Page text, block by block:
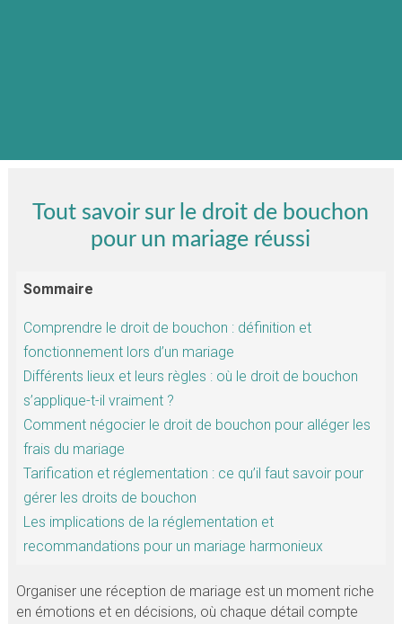
Tout savoir sur le droit de bouchon
pour un mariage réussi
Sommaire
Comprendre le droit de bouchon : définition et
fonctionnement lors d’un mariage
Différents lieux et leurs règles : où le droit de bouchon
s’applique-t-il vraiment ?
Comment négocier le droit de bouchon pour alléger les
frais du mariage
Tarification et réglementation : ce qu’il faut savoir pour
gérer les droits de bouchon
Les implications de la réglementation et
recommandations pour un mariage harmonieux
Organiser une réception de mariage est un moment riche
en émotions et en décisions, où chaque détail compte